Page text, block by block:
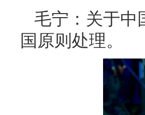
毛宁：关于中
国原则处理。